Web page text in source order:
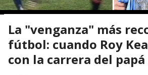
La "venganza" más
fútbol: cuando Roy
con la carrera del